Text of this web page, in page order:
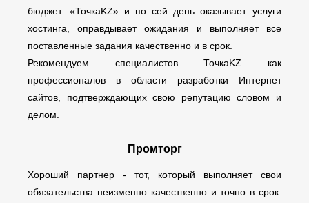
бюджет. «ТочкаKZ» и по сей день оказывает услуги
хостинга, оправдывает ожидания и выполняет все
поставленные задания качественно и в срок.
Рекомендуем специалистов ТочкаKZ как
профессионалов в области разработки Интернет
сайтов, подтверждающих свою репутацию словом и
делом.
Промторг
Хороший партнер - тот, который выполняет свои
обязательства неизменно качественно и точно в срок.